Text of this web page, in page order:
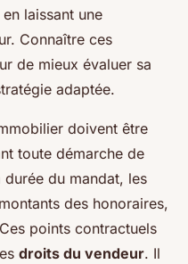
laissant une
Connaître ces
de mieux évaluer sa
adaptée.
doivent être
toute démarche de
du mandat, les
des honoraires,
points contractuels
droits du vendeur. Il